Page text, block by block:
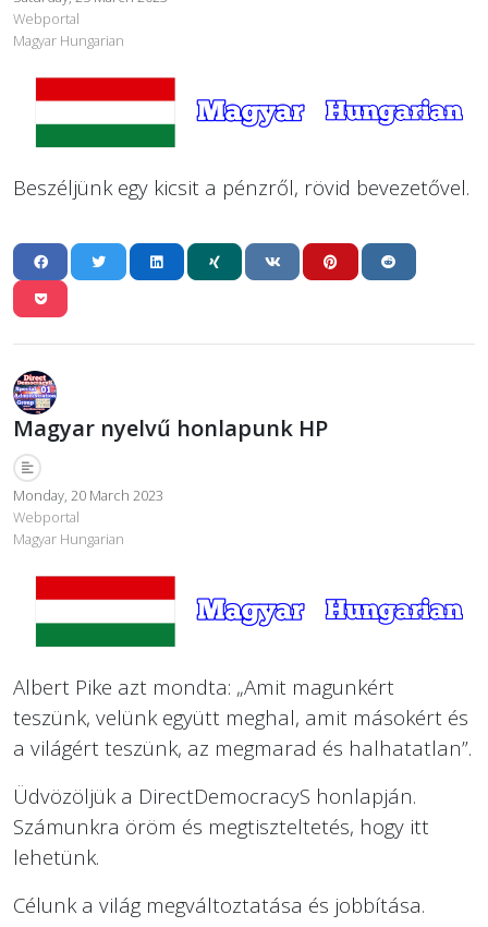
Webportal
Magyar Hungarian
Beszéljünk egy kicsit a pénzről, rövid bevezetővel.
Magyar nyelvű honlapunk HP
Monday, 20 March 2023
Webportal
Magyar Hungarian
Albert Pike azt mondta: „Amit magunkért
teszünk, velünk együtt meghal, amit másokért és
a világért teszünk, az megmarad és halhatatlan”.
Üdvözöljük a DirectDemocracyS honlapján.
Számunkra öröm és megtiszteltetés, hogy itt
lehetünk.
Célunk a világ megváltoztatása és jobbítása.